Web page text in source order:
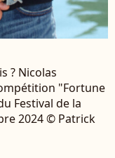
? Nicolas
"Fortune
Festival de la
2024 © Patrick